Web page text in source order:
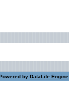
by DataLife Engine